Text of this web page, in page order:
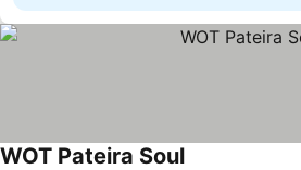
WOT Pateira Soul